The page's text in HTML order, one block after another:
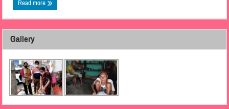
Read more
Gallery